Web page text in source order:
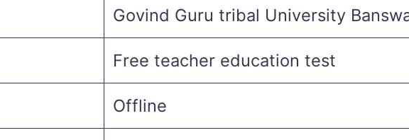
Govind Guru tribal University
Free teacher education test
Offline